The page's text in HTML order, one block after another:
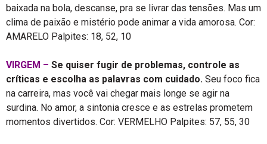
baixada na bola, descanse, pra se livrar das tensões. Mas um
clima de paixão e mistério pode animar a vida amorosa. Cor:
AMARELO Palpites: 18, 52, 10
VIRGEM – Se quiser fugir de problemas, controle as
críticas e escolha as palavras com cuidado. Seu foco fica
na carreira, mas você vai chegar mais longe se agir na
surdina. No amor, a sintonia cresce e as estrelas prometem
momentos divertidos. Cor: VERMELHO Palpites: 57, 55, 30